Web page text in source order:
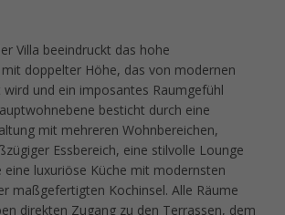
Villa beeindruckt das hohe
doppelter Höhe, das von modernen
und ein imposantes Raumgefühl
besticht durch eine
mit mehreren Wohnbereichen,
Essbereich, eine stilvolle Lounge
luxuriöse Küche mit modernsten
maßgefertigten Kochinsel. Alle Räume
direkten Zugang zu den Terrassen, dem